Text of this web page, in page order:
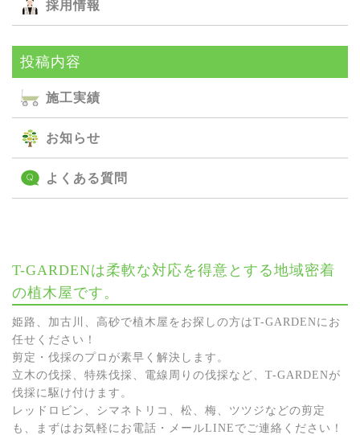
採用情報
投稿内容
施⼯実績
お知らせ
よくある質問
T-GARDENは柔軟な対応を得意とする地域密着
の植木屋です。
姫路、加古川、高砂で植木屋をお探しの方はT-GARDENにお
任せください！
剪定・伐採のプロが素早く解決します。
立木の伐採、特殊伐採、電線周りの伐採など、T-GARDENが
伐採に駆け付けます。
レッドロビン、シマネトリコ、松、梅、ツツジなどの剪定
も、まずはお気軽にお電話・メールLINEでご連絡ください！